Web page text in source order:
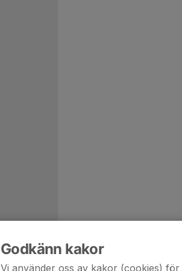
Godkänn kakor
Vi använder oss av kakor (cookies)